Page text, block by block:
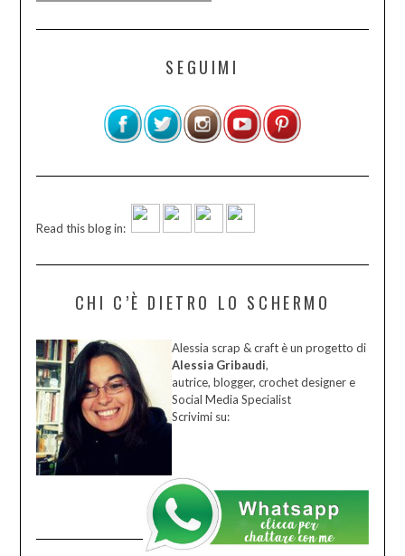
SEGUIMI
Read this blog in:
CHI C’È DIETRO LO SCHERMO
Alessia scrap & craft è un progetto di
Alessia Gribaudi,
autrice, blogger, crochet designer e
Social Media Specialist
Scrivimi su: